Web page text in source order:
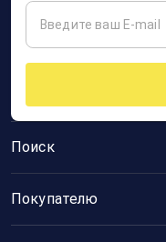
Поиск
Покупателю